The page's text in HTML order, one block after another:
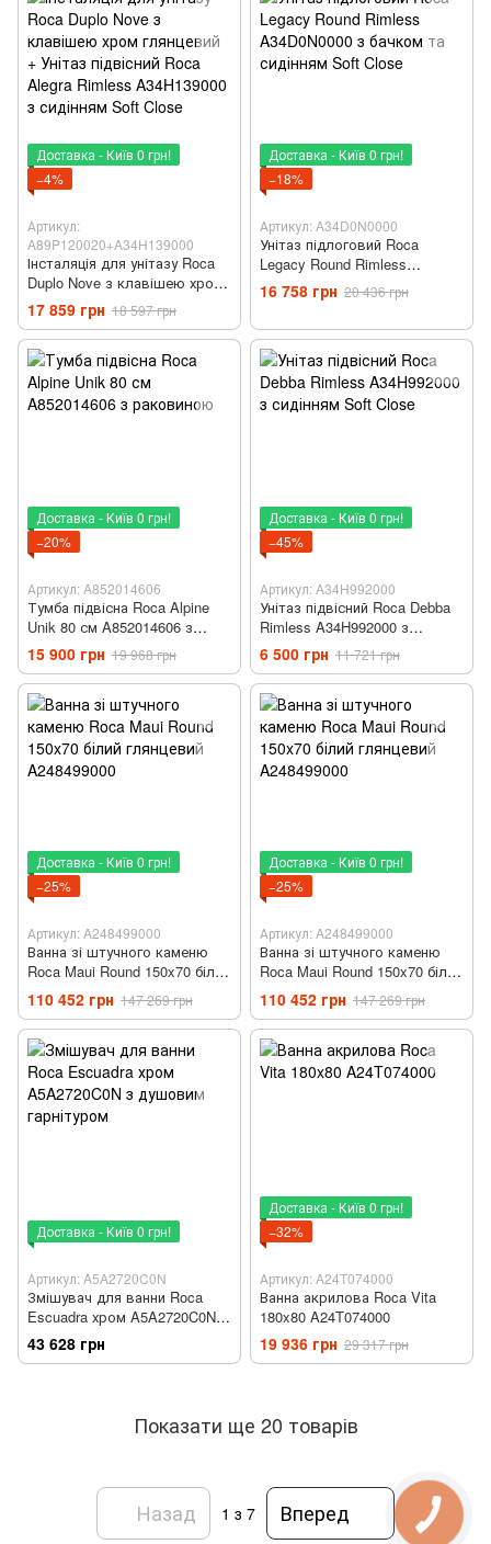
Доставка - Київ 0 грн!
−4%
Артикул:
A89P120020+A34H139000
Інсталяція для унітазу Roca
Duplo Nove з клавішею хром
глянцевий + Унітаз підвісний
Roca Alegra Rimless
A34H139000 з сидінням Soft
Close
17 859 грн 18 597 грн
Доставка - Київ 0 грн!
−18%
Артикул: A34D0N0000
Унітаз підлоговий Roca
Legacy Round Rimless
A34D0N0000 з бачком та
сидінням Soft Close
16 758 грн 20 436 грн
Доставка - Київ 0 грн!
−20%
Артикул: A852014606
Тумба підвісна Roca Alpine
Unik 80 см A852014606 з
раковиною
15 900 грн 19 968 грн
Доставка - Київ 0 грн!
−45%
Артикул: A34H992000
Унітаз підвісний Roca Debba
Rimless A34H992000 з
сидінням Soft Close
6 500 грн 11 721 грн
Доставка - Київ 0 грн!
−25%
Артикул: A248499000
Ванна зі штучного каменю
Roca Maui Round 150x70 білий
глянцевий A248499000
110 452 грн 147 269 грн
Доставка - Київ 0 грн!
−25%
Артикул: A248499000
Ванна зі штучного каменю
Roca Maui Round 150x70 білий
глянцевий A248499000
110 452 грн 147 269 грн
Доставка - Київ 0 грн!
Артикул: A5A2720C0N
Змішувач для ванни Roca
Escuadra хром A5A2720C0N з
душовим гарнітуром
43 628 грн
Доставка - Київ 0 грн!
−32%
Артикул: A24T074000
Ванна акрилова Roca Vita
180x80 A24T074000
19 936 грн 29 317 грн
Показати ще 20 товарів
Назад 1 з 7 Вперед